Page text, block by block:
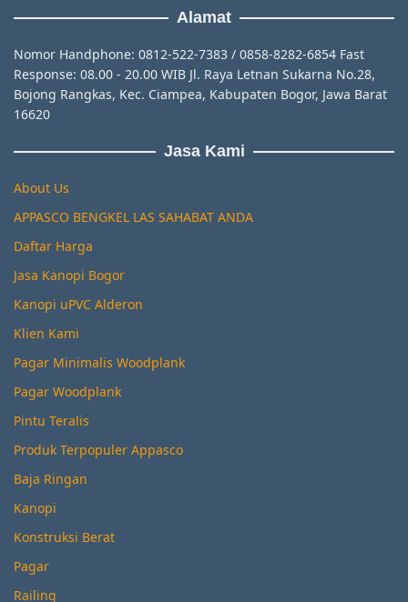
Alamat
Nomor Handphone: 0812-522-7383 / 0858-8282-6854 Fast
Response: 08.00 - 20.00 WIB Jl. Raya Letnan Sukarna No.28,
Bojong Rangkas, Kec. Ciampea, Kabupaten Bogor, Jawa Barat
16620
Jasa Kami
About Us
APPASCO BENGKEL LAS SAHABAT ANDA
Daftar Harga
Jasa Kanopi Bogor
Kanopi uPVC Alderon
Klien Kami
Pagar Minimalis Woodplank
Pagar Woodplank
Pintu Teralis
Produk Terpopuler Appasco
Baja Ringan
Kanopi
Konstruksi Berat
Pagar
Railing